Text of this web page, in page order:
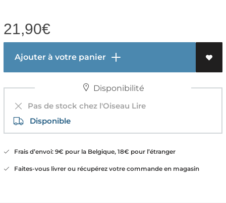
21,90€
Ajouter à votre panier
Disponibilité
Pas de stock chez l'Oiseau Lire
Disponible
Frais d’envoi: 9€ pour la Belgique, 18€ pour l’étranger
Faites-vous livrer ou récupérez votre commande en magasin